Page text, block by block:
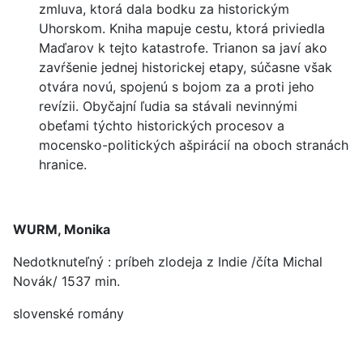
zmluva, ktorá dala bodku za historickým
Uhorskom. Kniha mapuje cestu, ktorá priviedla
Maďarov k tejto katastrofe. Trianon sa javí ako
zavŕšenie jednej historickej etapy, súčasne však
otvára novú, spojenú s bojom za a proti jeho
revízii. Obyčajní ľudia sa stávali nevinnými
obeťami týchto historických procesov a
mocensko-politických ašpirácií na oboch stranách
hranice.
WURM, Monika
Nedotknuteľný : príbeh zlodeja z Indie /číta Michal
Novák/ 1537 min.
slovenské romány